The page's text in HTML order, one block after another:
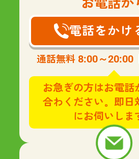
電話をかけ
通話無料 8:00～20:00
お急ぎの方はお電話
合わください。即日
にお伺いしま